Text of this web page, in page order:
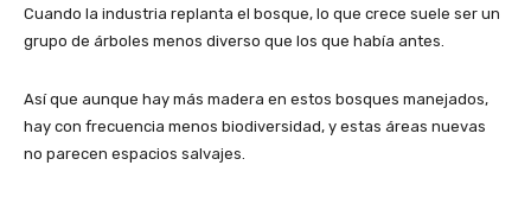
Cuando la industria replanta el bosque, lo que crece suele ser un
grupo de árboles menos diverso que los que había antes.
Así que aunque hay más madera en estos bosques manejados,
hay con frecuencia menos biodiversidad, y estas áreas nuevas
no parecen espacios salvajes.